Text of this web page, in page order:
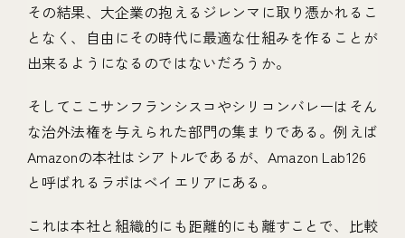
その結果、大企業の抱えるジレンマに取り憑かれるこ
となく、自由にその時代に最適な仕組みを作ることが
出来るようになるのではないだろうか。
そしてここサンフランシスコやシリコンバレーはそん
な治外法権を与えられた部門の集まりである。例えば
Amazonの本社はシアトルであるが、Amazon Lab126
と呼ばれるラボはベイエリアにある。
これは本社と組織的にも距離的にも離すことで、比較